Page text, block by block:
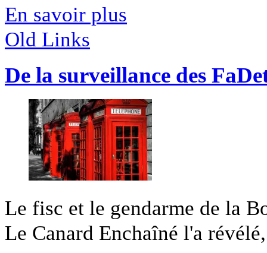
En savoir plus
Old Links
De la surveillance des
Le fisc et le gendarme de la
Le Canard Enchaîné l'a